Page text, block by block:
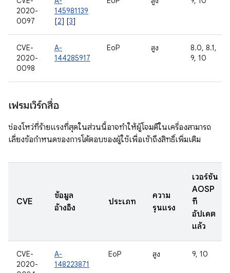
2020-
0097
145981139
[2] [3]
CVE-
2020-
0098
A-
144285917
EoP สูง
8.0, 8.1,
9, 10
เฟรมเวิร์กสื่อ
ช่องโหว่ที่ร้ายแรงที่สุดในส่วนนี้อาจทำให้ผู้โจมตีในเครื่องสามารถ
เลี่ยงข้อกำหนดของการโต้ตอบของผู้ใช้เพื่อเข้าถึงสิทธิ์เพิ่มเติม
CVE
ข้อมูล
อ้างอิง
ประเภท
ความ
รุนแรง
เวอร์ชัน
AOSP
ที่
อัปเดต
แล้ว
CVE-
2020-
A-
148223871
EoP สูง 9, 10